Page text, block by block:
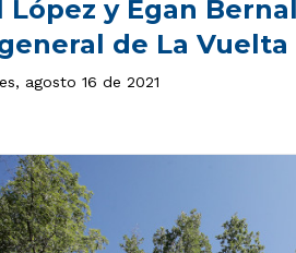
y Egan
de La Vuelta
agosto 16 de 2021